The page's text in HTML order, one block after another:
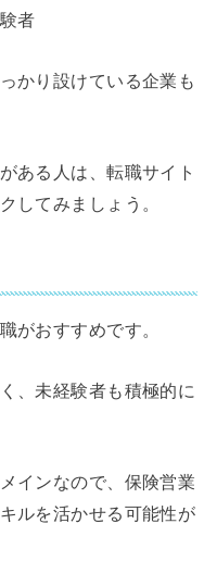
者
かり設けている企業も
ある人は、転職サイト
してみましょう。
がおすすめです。
、未経験者も積極的に
インなので、保険営業
ルを活かせる可能性が